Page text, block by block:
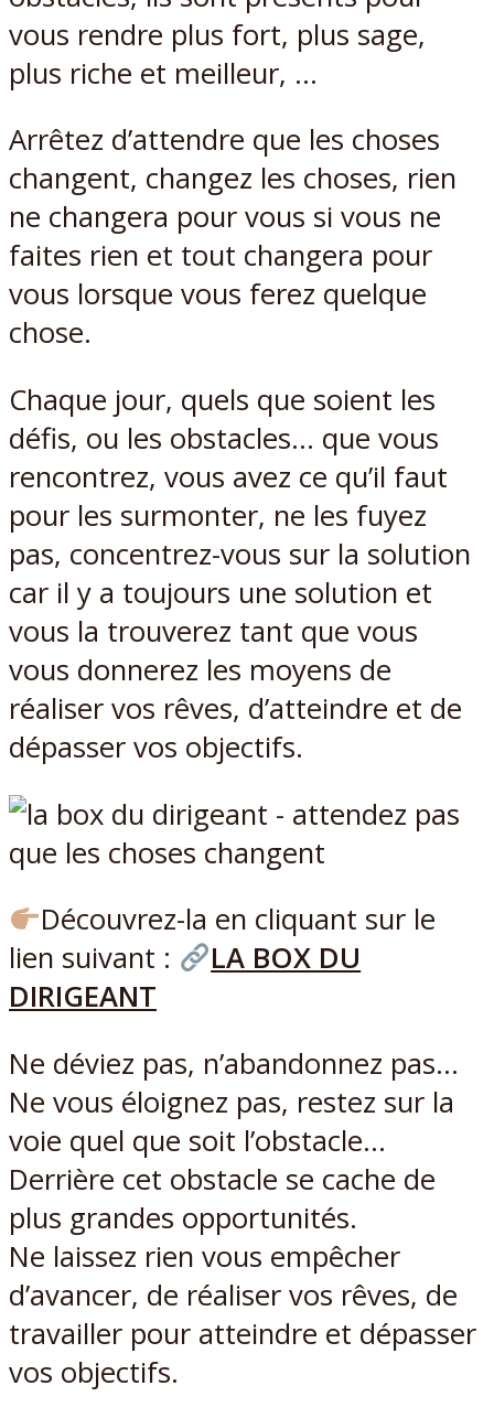
vous rendre plus fort, plus sage,
plus riche et meilleur, …
Arrêtez d’attendre que les choses
changent, changez les choses, rien
ne changera pour vous si vous ne
faites rien et tout changera pour
vous lorsque vous ferez quelque
chose.
Chaque jour, quels que soient les
défis, ou les obstacles… que vous
rencontrez, vous avez ce qu’il faut
pour les surmonter, ne les fuyez
pas, concentrez-vous sur la solution
car il y a toujours une solution et
vous la trouverez tant que vous
vous donnerez les moyens de
réaliser vos rêves, d’atteindre et de
dépasser vos objectifs.
Découvrez-la en cliquant sur le
lien suivant :
LA BOX DU
DIRIGEANT
Ne déviez pas, n’abandonnez pas…
Ne vous éloignez pas, restez sur la
voie quel que soit l’obstacle…
Derrière cet obstacle se cache de
plus grandes opportunités.
Ne laissez rien vous empêcher
d’avancer, de réaliser vos rêves, de
travailler pour atteindre et dépasser
vos objectifs.